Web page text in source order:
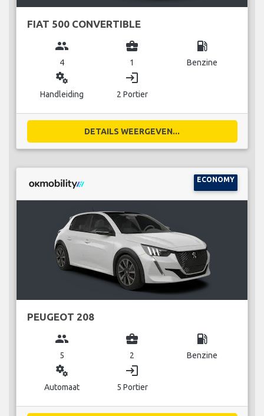
FIAT 500 CONVERTIBLE
group
4
business_center
1
local_gas_station
Benzine
miscellaneous_services
Handleiding
login
2 Portier
DETAILS WEERGEVEN...
ECONOMY
PEUGEOT 208
group
5
business_center
2
local_gas_station
Benzine
miscellaneous_services
Automaat
login
5 Portier